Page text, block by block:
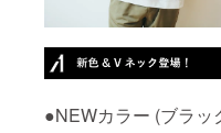
●NEWカラー (ブラッ